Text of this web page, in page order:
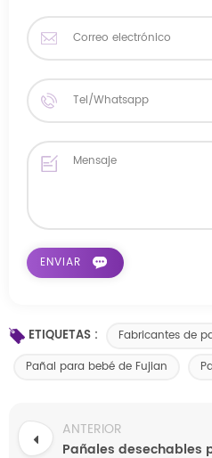
ETIQUETAS : Fabricantes de
Pañal para bebé de Fujian
ANTERIOR